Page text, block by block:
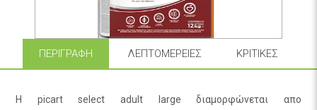
ΠΕΡΙΓΡΑΦΉ ΛΕΠΤΟΜΈΡΕΙΕΣ ΚΡΙΤΙΚΈΣ
Η picart select adult large διαμορφώνεται απο